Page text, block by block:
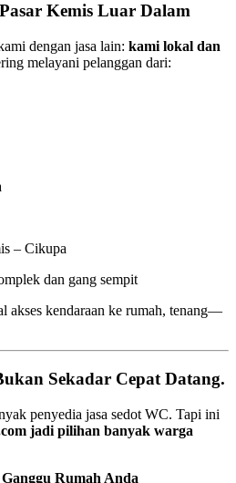
Kemis Luar Dalam
dengan jasa lain: kami lokal dan
melayani pelanggan dari:
– Cikupa
dan gang sempit
akses kendaraan ke rumah, tenang—
Sekadar Cepat Datang.
penyedia jasa sedot WC. Tapi ini
jadi pilihan banyak warga
Rumah Anda